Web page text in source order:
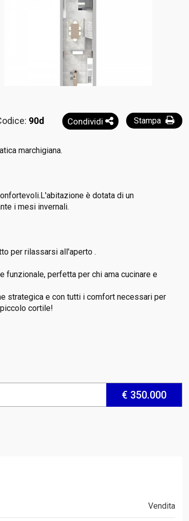
Stampa
Condividi
90d
marchigiana.
è dotata di un
i mesi invernali.
per rilassarsi all'aperto .
funzionale, perfetta per chi ama cucinare e
strategica e con tutti i comfort necessari per
cortile!
€ 350.000
Vendita